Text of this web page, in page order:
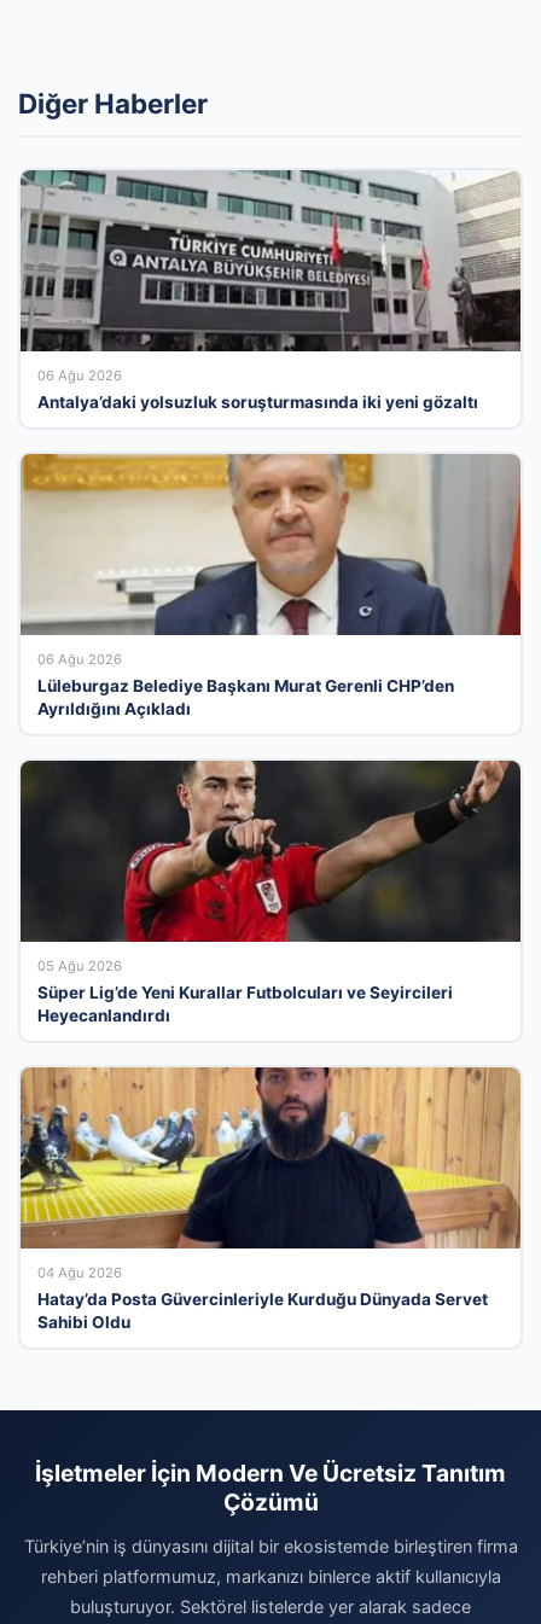
Diğer Haberler
06 Ağu 2026
Antalya’daki yolsuzluk soruşturmasında iki yeni gözaltı
06 Ağu 2026
Lüleburgaz Belediye Başkanı Murat Gerenli CHP’den
Ayrıldığını Açıkladı
05 Ağu 2026
Süper Lig’de Yeni Kurallar Futbolcuları ve Seyircileri
Heyecanlandırdı
04 Ağu 2026
Hatay’da Posta Güvercinleriyle Kurduğu Dünyada Servet
Sahibi Oldu
İşletmeler İçin Modern Ve Ücretsiz Tanıtım
Çözümü
Türkiye’nin iş dünyasını dijital bir ekosistemde birleştiren firma
rehberi platformumuz, markanızı binlerce aktif kullanıcıyla
buluşturuyor. Sektörel listelerde yer alarak sadece